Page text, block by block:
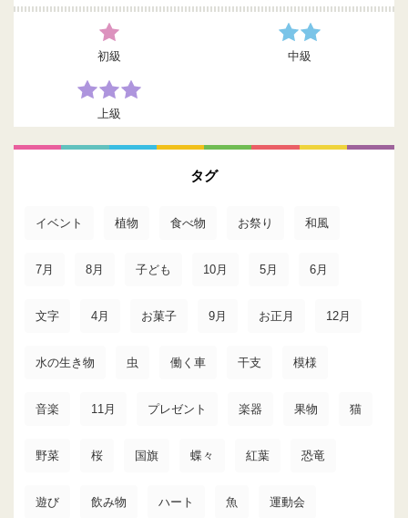
初級 中級
上級
タグ
イベント 植物 食べ物 お祭り 和風
7月 8月 子ども 10月 5月 6月
文字 4月 お菓子 9月 お正月 12月
水の生き物 虫 働く車 干支 模様
音楽 11月 プレゼント 楽器 果物 猫
野菜 桜 国旗 蝶々 紅葉 恐竜
遊び 飲み物 ハート 魚 運動会